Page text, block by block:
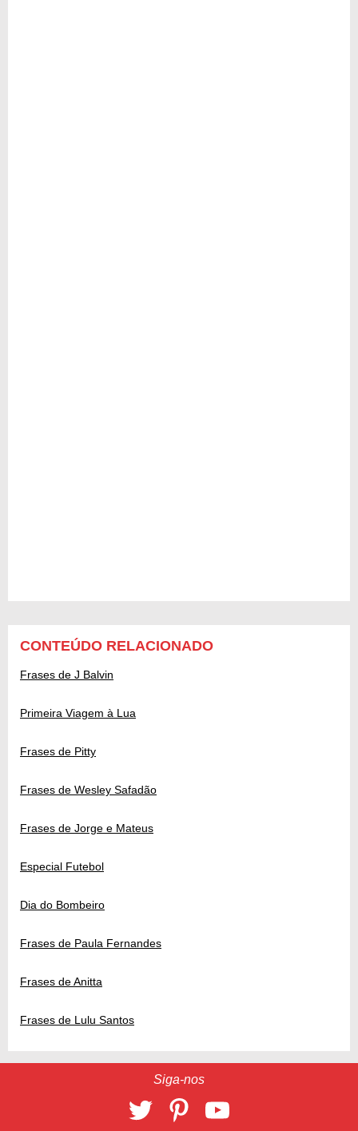
CONTEÚDO RELACIONADO
Frases de J Balvin
Primeira Viagem à Lua
Frases de Pitty
Frases de Wesley Safadão
Frases de Jorge e Mateus
Especial Futebol
Dia do Bombeiro
Frases de Paula Fernandes
Frases de Anitta
Frases de Lulu Santos
Siga-nos